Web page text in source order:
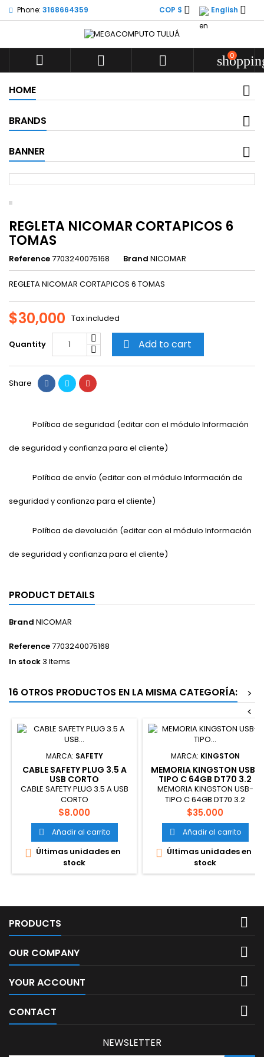
Phone: 3168664359 English 
COP $ 
   0
HOME
BRANDS
BANNER
REGLETA NICOMAR CORTAPICOS 6
TOMAS
Reference7703240075168 Brand NICOMAR
REGLETA NICOMAR CORTAPICOS 6 TOMAS
$30,000 Tax included
Quantity  Add to cart
Share
Política de seguridad (editar con el módulo Información
de seguridad y confianza para el cliente)
Política de envío (editar con el módulo Información de
seguridad y confianza para el cliente)
Política de devolución (editar con el módulo Información
de seguridad y confianza para el cliente)
PRODUCT DETAILS
Brand NICOMAR
Reference7703240075168
In stock3 Items
16 OTROS PRODUCTOS EN LA MISMA CATEGORÍA:
>
<
MARCA: SAFETY
CABLE SAFETY PLUG 3.5 A
USB CORTO
CABLE SAFETY PLUG 3.5 A USB
CORTO
Precio
$8.000
 Añadir al carrito
 Últimas unidades en
stock
MARCA: KINGSTON
MEMORIA KINGSTON USB-
TIPO C 64GB DT70 3.2
MEMORIA KINGSTON USB-
TIPO C 64GB DT70 3.2
Precio
$35.000
 Añadir al carrito
 Últimas unidades en
stock
PRODUCTS 
OUR COMPANY 
YOUR ACCOUNT 
CONTACT 
NEWSLETTER